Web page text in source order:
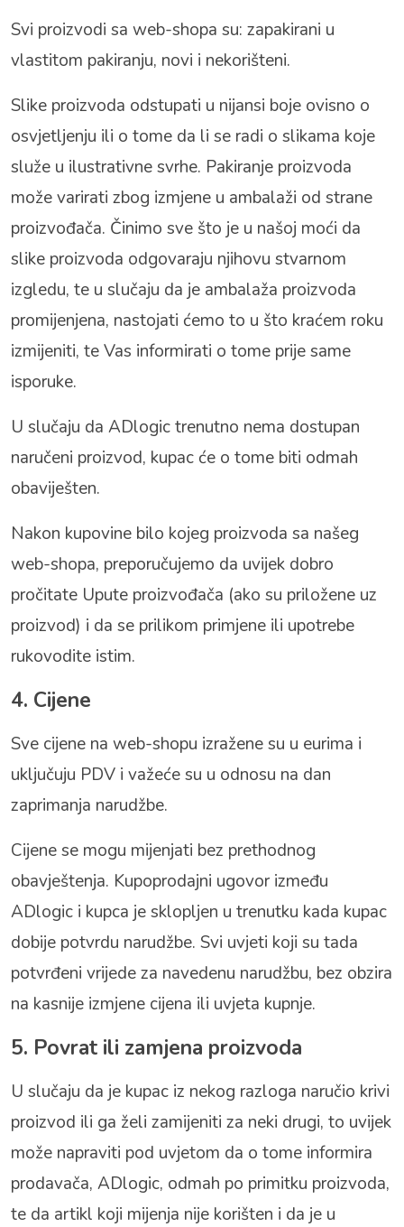
Svi proizvodi sa web-shopa su: zapakirani u
vlastitom pakiranju, novi i nekorišteni.
Slike proizvoda odstupati u nijansi boje ovisno o
osvjetljenju ili o tome da li se radi o slikama koje
služe u ilustrativne svrhe. Pakiranje proizvoda
može varirati zbog izmjene u ambalaži od strane
proizvođača. Činimo sve što je u našoj moći da
slike proizvoda odgovaraju njihovu stvarnom
izgledu, te u slučaju da je ambalaža proizvoda
promijenjena, nastojati ćemo to u što kraćem roku
izmijeniti, te Vas informirati o tome prije same
isporuke.
U slučaju da ADlogic trenutno nema dostupan
naručeni proizvod, kupac će o tome biti odmah
obaviješten.
Nakon kupovine bilo kojeg proizvoda sa našeg
web-shopa, preporučujemo da uvijek dobro
pročitate Upute proizvođača (ako su priložene uz
proizvod) i da se prilikom primjene ili upotrebe
rukovodite istim.
4. Cijene
Sve cijene na web-shopu izražene su u eurima i
uključuju PDV i važeće su u odnosu na dan
zaprimanja narudžbe.
Cijene se mogu mijenjati bez prethodnog
obavještenja. Kupoprodajni ugovor između
ADlogic i kupca je sklopljen u trenutku kada kupac
dobije potvrdu narudžbe. Svi uvjeti koji su tada
potvrđeni vrijede za navedenu narudžbu, bez obzira
na kasnije izmjene cijena ili uvjeta kupnje.
5. Povrat ili zamjena proizvoda
U slučaju da je kupac iz nekog razloga naručio krivi
proizvod ili ga želi zamijeniti za neki drugi, to uvijek
može napraviti pod uvjetom da o tome informira
prodavača, ADlogic, odmah po primitku proizvoda,
te da artikl koji mijenja nije korišten i da je u